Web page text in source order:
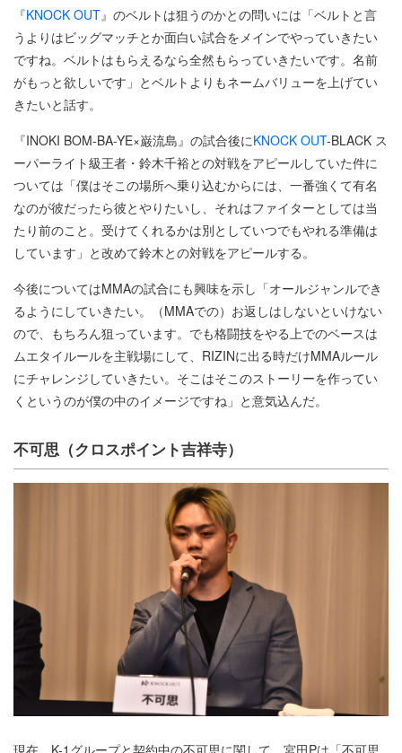
『KNOCK OUT』のベルトは狙うのかとの問いには「ベルトと言
うよりはビッグマッチとか面白い試合をメインでやっていきたい
ですね。ベルトはもらえるなら全然もらっていきたいです。名前
がもっと欲しいです」とベルトよりもネームバリューを上げてい
きたいと話す。
『INOKI BOM-BA-YE×巌流島』の試合後にKNOCK OUT-BLACK ス
ーパーライト級王者・鈴木千裕との対戦をアピールしていた件に
ついては「僕はそこの場所へ乗り込むからには、一番強くて有名
なのが彼だったら彼とやりたいし、それはファイターとしては当
たり前のこと。受けてくれるかは別としていつでもやれる準備は
しています」と改めて鈴木との対戦をアピールする。
今後についてはMMAの試合にも興味を示し「オールジャンルでき
るようにしていきたい。（MMAでの）お返しはしないといけない
ので、もちろん狙っています。でも格闘技をやる上でのベースは
ムエタイルールを主戦場にして、RIZINに出る時だけMMAルール
にチャレンジしていきたい。そこはそこのストーリーを作ってい
くというのが僕の中のイメージですね」と意気込んだ。
不可思（クロスポイント吉祥寺）
現在、K-1グループと契約中の不可思に関して、宮田Pは「不可思